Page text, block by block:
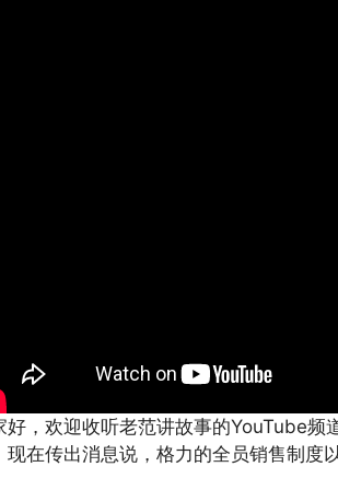
好，欢迎收听老范讲故事的YouTube
现在传出消息说，格力的全员销售制度